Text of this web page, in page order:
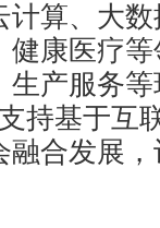
算、大
健康医疗
产服务
持基于互
合发展